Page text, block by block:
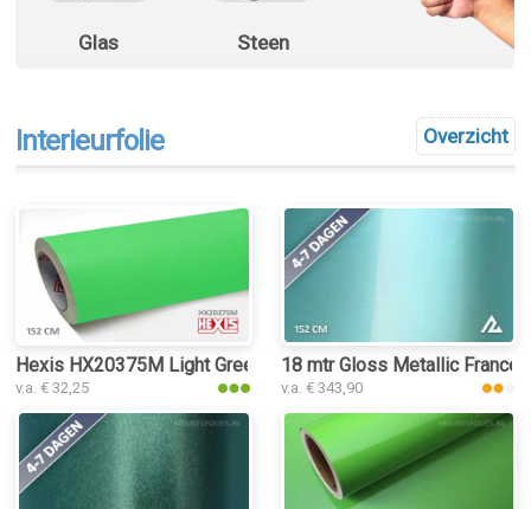
Glas Steen
Overzicht
Interieurfolie
Hexis HX20375M Light Green Matt interieurfolie
v.a. € 32,25
18 mtr Gloss Metallic
v.a. € 343,90